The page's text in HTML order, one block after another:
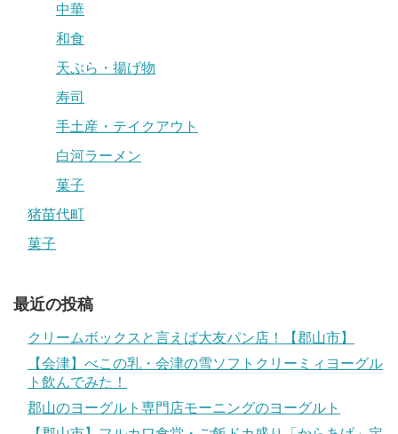
中華
和食
天ぷら・揚げ物
寿司
手土産・テイクアウト
白河ラーメン
菓子
猪苗代町
菓子
最近の投稿
クリームボックスと言えば大友パン店！【郡山市】
【会津】べこの乳・会津の雪ソフトクリーミィヨーグル
ト飲んでみた！
郡山のヨーグルト専門店モーニングのヨーグルト